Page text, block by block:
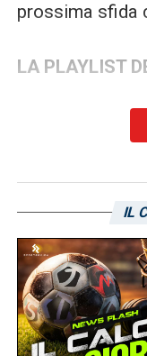
prossima sfida
LA PLAYLIST
IL